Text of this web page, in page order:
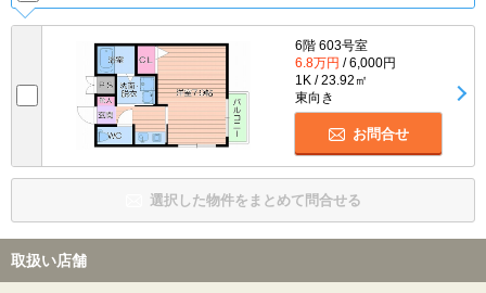
6階 603号室
6.8万円 / 6,000円
1K / 23.92㎡
東向き
お問合せ
選択した物件をまとめて問合せる
取扱い店舗